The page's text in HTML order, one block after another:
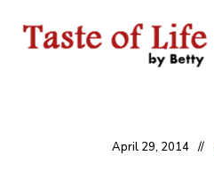
April 29, 2014